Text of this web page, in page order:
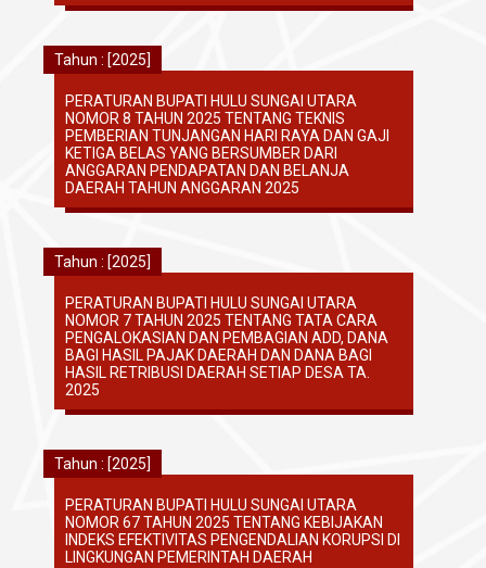
Tahun : [2025]
PERATURAN BUPATI HULU SUNGAI UTARA
NOMOR 8 TAHUN 2025 TENTANG TEKNIS
PEMBERIAN TUNJANGAN HARI RAYA DAN GAJI
KETIGA BELAS YANG BERSUMBER DARI
ANGGARAN PENDAPATAN DAN BELANJA
DAERAH TAHUN ANGGARAN 2025
Tahun : [2025]
PERATURAN BUPATI HULU SUNGAI UTARA
NOMOR 7 TAHUN 2025 TENTANG TATA CARA
PENGALOKASIAN DAN PEMBAGIAN ADD, DANA
BAGI HASIL PAJAK DAERAH DAN DANA BAGI
HASIL RETRIBUSI DAERAH SETIAP DESA TA.
2025
Tahun : [2025]
PERATURAN BUPATI HULU SUNGAI UTARA
NOMOR 67 TAHUN 2025 TENTANG KEBIJAKAN
INDEKS EFEKTIVITAS PENGENDALIAN KORUPSI DI
LINGKUNGAN PEMERINTAH DAERAH